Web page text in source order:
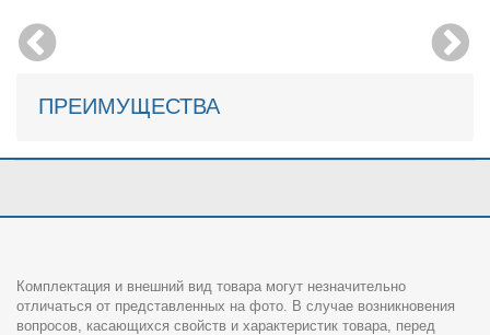
ПРЕИМУЩЕСТВА
Комплектация и внешний вид товара могут незначительно
отличаться от представленных на фото. В случае возникновения
вопросов, касающихся свойств и характеристик товара, перед